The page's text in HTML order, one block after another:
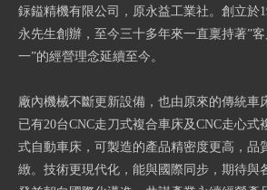
銢鎰精機有限公司，原永益工業社。創立於
永先生創辦，至今三十多年來一直稟持著”
一”的經營理念延續至今。
廠內機械不斷更新設備，也由原來的傳統車
已有20台CNC走刀式複合車床及CNC走心式
式自動車床，可製造的產品精密度更高，品
緻。技術更現代化，能與國際同步，期待與